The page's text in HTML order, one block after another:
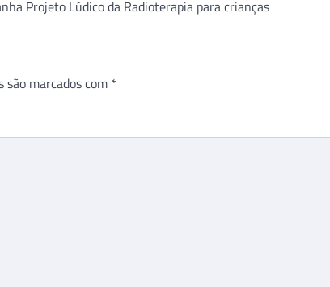
Projeto Lúdico da Radioterapia para crianças
são marcados com *